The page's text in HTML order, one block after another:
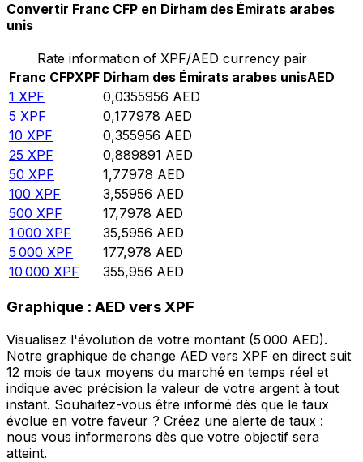
Convertir Franc CFP en Dirham des Émirats arabes
unis
Rate information of XPF/AED currency pair
Franc CFPXPF Dirham des Émirats arabes unisAED
1 XPF 0,0355956 AED
5 XPF 0,177978 AED
10 XPF 0,355956 AED
25 XPF 0,889891 AED
50 XPF 1,77978 AED
100 XPF 3,55956 AED
500 XPF 17,7978 AED
1 000 XPF 35,5956 AED
5 000 XPF 177,978 AED
10 000 XPF 355,956 AED
Graphique : AED vers XPF
Visualisez l'évolution de votre montant (5 000 AED).
Notre graphique de change AED vers XPF en direct suit
12 mois de taux moyens du marché en temps réel et
indique avec précision la valeur de votre argent à tout
instant. Souhaitez-vous être informé dès que le taux
évolue en votre faveur ? Créez une alerte de taux :
nous vous informerons dès que votre objectif sera
atteint.